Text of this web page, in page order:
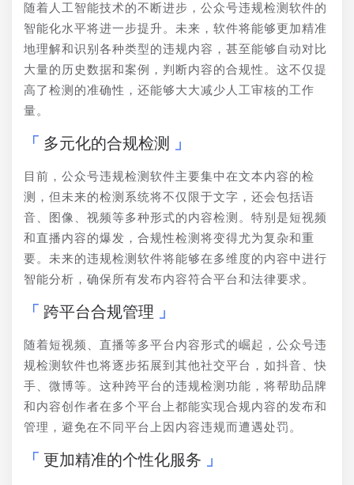
随着人工智能技术的不断进步，公众号违规检测软件的
智能化水平将进一步提升。未来，软件将能够更加精准
地理解和识别各种类型的违规内容，甚至能够自动对比
大量的历史数据和案例，判断内容的合规性。这不仅提
高了检测的准确性，还能够大大减少人工审核的工作
量。
多元化的合规检测
目前，公众号违规检测软件主要集中在文本内容的检
测，但未来的检测系统将不仅限于文字，还会包括语
音、图像、视频等多种形式的内容检测。特别是短视频
和直播内容的爆发，合规性检测将变得尤为复杂和重
要。未来的违规检测软件将能够在多维度的内容中进行
智能分析，确保所有发布内容符合平台和法律要求。
跨平台合规管理
随着短视频、直播等多平台内容形式的崛起，公众号违
规检测软件也将逐步拓展到其他社交平台，如抖音、快
手、微博等。这种跨平台的违规检测功能，将帮助品牌
和内容创作者在多个平台上都能实现合规内容的发布和
管理，避免在不同平台上因内容违规而遭遇处罚。
更加精准的个性化服务